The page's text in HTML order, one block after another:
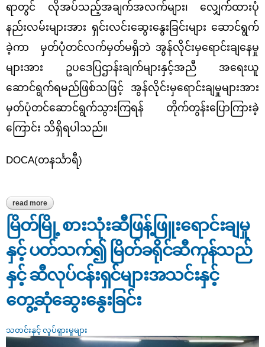
ရာတွင် လိုအပ်သည့်အချက်အလက်များ၊ လျှေက်ထားပုံ
နည်းလမ်းများအား ရှင်းလင်းဆွေးနွေးခြင်းများ ဆောင်ရွက်
ခဲ့ကာ မှတ်ပုံတင်လက်မှတ်မရှိဘဲ အွန်လိုင်းမှရောင်းချနေမှု
များအား ဥပဒေပြဌာန်းချက်များနှင့်အညီ အရေးယူ
ဆောင်ရွက်ရမည်ဖြစ်သဖြင့် အွန်လိုင်းမှရောင်းချမှုများအား
မှတ်ပုံတင်ဆောင်ရွက်သွားကြရန် တိုက်တွန်းပြောကြားခဲ့
ကြောင်း သိရှိရပါသည်။
DOCA(တနင်္သာရီ)
read more about မြိတ်ခရိုင်ဦးစီးမှူးမှ မြိတ်ခရိုင်ရွှေလုပ်ငန်းရှင်များအသင်းနှင့်
တွေ့ဆုံဆွေးနွေးခြင်း
မြိတ်မြို့ စားသုံးဆီဖြန့်ဖြူး‌ရောင်းချမှု
နှင့် ပတ်သက်၍ မြိတ်ခရိုင်ဆီကုန်သည်
နှင့် ဆီလုပ်ငန်းရှင်များအသင်းနှင့်
တွေ့ဆုံဆွေးနွေးခြင်း
သတင်းနှင့် လှုပ်ရှားမှုများ